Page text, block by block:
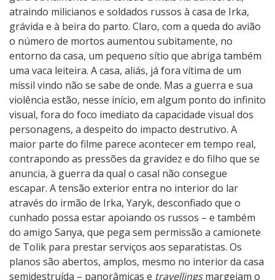
atraindo milicianos e soldados russos à casa de Irka,
grávida e à beira do parto. Claro, com a queda do avião
o número de mortos aumentou subitamente, no
entorno da casa, um pequeno sítio que abriga também
uma vaca leiteira. A casa, aliás, já fora vítima de um
míssil vindo não se sabe de onde. Mas a guerra e sua
violência estão, nesse início, em algum ponto do infinito
visual, fora do foco imediato da capacidade visual dos
personagens, a despeito do impacto destrutivo. A
maior parte do filme parece acontecer em tempo real,
contrapondo as pressões da gravidez e do filho que se
anuncia, à guerra da qual o casal não consegue
escapar. A tensão exterior entra no interior do lar
através do irmão de Irka, Yaryk, desconfiado que o
cunhado possa estar apoiando os russos – e também
do amigo Sanya, que pega sem permissão a camionete
de Tolik para prestar serviços aos separatistas. Os
planos são abertos, amplos, mesmo no interior da casa
semidestruída – panorâmicas e travellingsmargeiam o